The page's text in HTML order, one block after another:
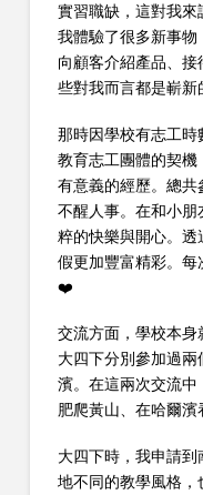
實習職缺，這對我來
我體驗了很多新事
向顧客介紹產品、
些對我而言都是嶄新
那時因學校有志工
教育志工團體的契
有意義的經歷。總
不醒人事。在和小
粹的快樂與開心。
假更加豐富精彩。每
❤️
交流方面，學校本
大四下分別參加過
濱。在這兩次交流
肥爬黃山、在哈爾
大四下時，我申請
地不同的教學風格